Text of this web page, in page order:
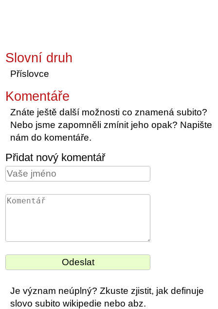
Slovní druh
Příslovce
Komentáře
Znáte ještě další možnosti co znamená subito?
Nebo jsme zapomněli zmínit jeho opak? Napište
nám do komentáře.
Přidat nový komentář
Je význam neúplný? Zkuste zjistit, jak definuje
slovo subito wikipedie nebo abz.